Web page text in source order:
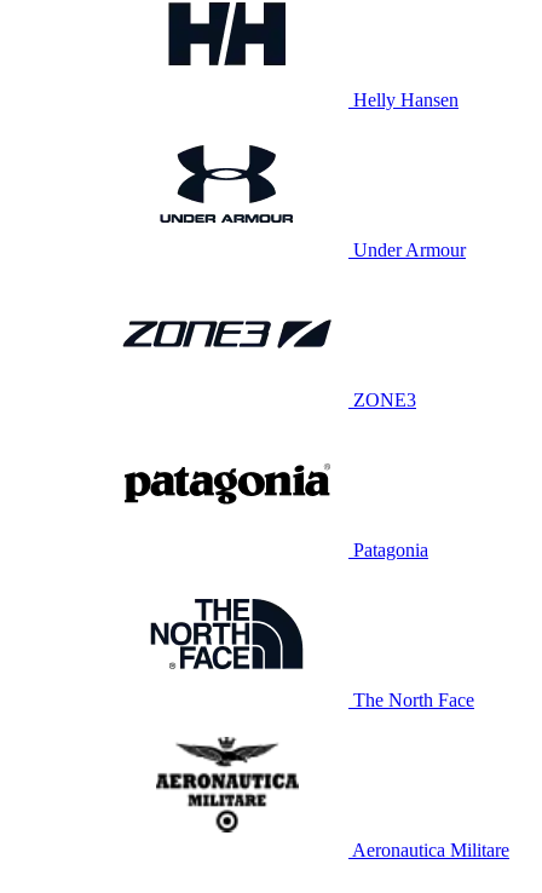
Helly Hansen
Under Armour
ZONE3
Patagonia
The North Face
Aeronautica Militare